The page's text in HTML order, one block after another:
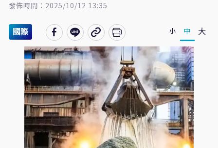
發佈時間：2025/10/12 13:35
國際 小 中 大